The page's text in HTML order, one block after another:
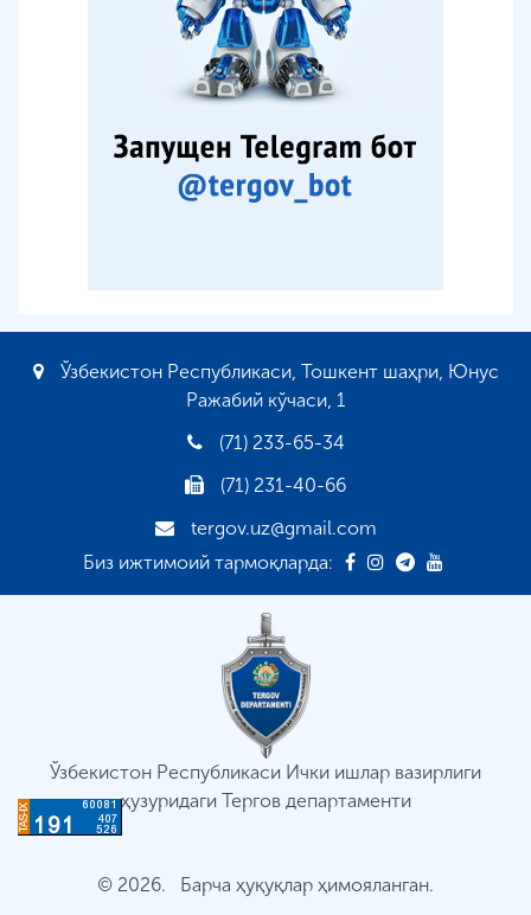
Ўзбекистон Республикаси, Тошкент шаҳри, Юнус
Ражабий кўчаси, 1
(71) 233-65-34
(71) 231-40-66
tergov.uz@gmail.com
Биз ижтимоий тармоқларда:
Ўзбекистон Республикаси Ички ишлар вазирлиги
ҳузуридаги Тергов департаменти
© 2026. Барча ҳуқуқлар ҳимояланган.